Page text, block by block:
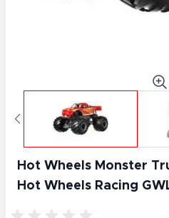
Hot Wheels Monster
Hot Wheels Racing